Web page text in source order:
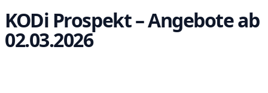
KODi Prospekt – Angebote ab
02.03.2026